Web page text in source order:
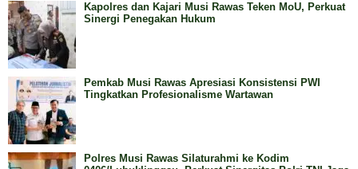
Kapolres dan Kajari Musi Rawas Teken MoU, Perkuat
Sinergi Penegakan Hukum
Pemkab Musi Rawas Apresiasi Konsistensi PWI
Tingkatkan Profesionalisme Wartawan
Polres Musi Rawas Silaturahmi ke Kodim